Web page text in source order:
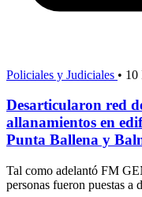
Policiales y Judiciales • 10
Desarticularon red
allanamientos en
Punta Ballena y
Tal como adelantó FM
personas fueron puestas a